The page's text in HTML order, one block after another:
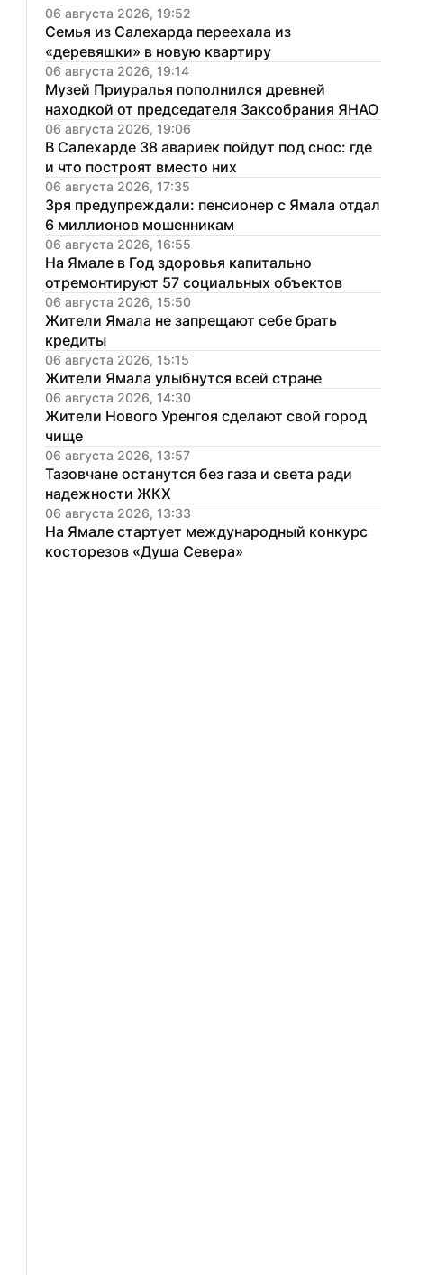
06 августа 2026, 19:52
Семья из Салехарда переехала из
«деревяшки» в новую квартиру
06 августа 2026, 19:14
Музей Приуралья пополнился древней
находкой от председателя Заксобрания ЯНАО
06 августа 2026, 19:06
В Салехарде 38 авариек пойдут под снос: где
и что построят вместо них
06 августа 2026, 17:35
Зря предупреждали: пенсионер с Ямала отдал
6 миллионов мошенникам
06 августа 2026, 16:55
На Ямале в Год здоровья капитально
отремонтируют 57 социальных объектов
06 августа 2026, 15:50
Жители Ямала не запрещают себе брать
кредиты
06 августа 2026, 15:15
Жители Ямала улыбнутся всей стране
06 августа 2026, 14:30
Жители Нового Уренгоя сделают свой город
чище
06 августа 2026, 13:57
Тазовчане останутся без газа и света ради
надежности ЖКХ
06 августа 2026, 13:33
На Ямале стартует международный конкурс
косторезов «Душа Севера»